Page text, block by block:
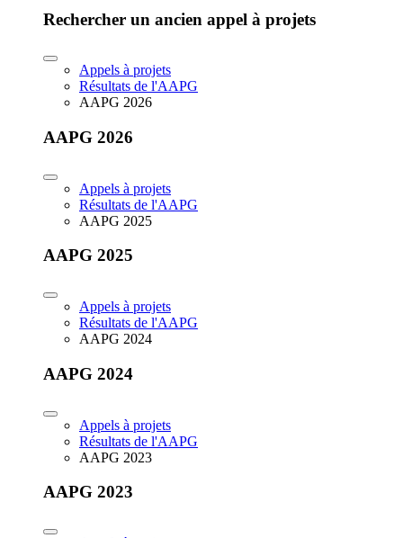
Rechercher un ancien appel à projets
Appels à projets
Résultats de l'AAPG
AAPG 2026
AAPG 2026
Appels à projets
Résultats de l'AAPG
AAPG 2025
AAPG 2025
Appels à projets
Résultats de l'AAPG
AAPG 2024
AAPG 2024
Appels à projets
Résultats de l'AAPG
AAPG 2023
AAPG 2023